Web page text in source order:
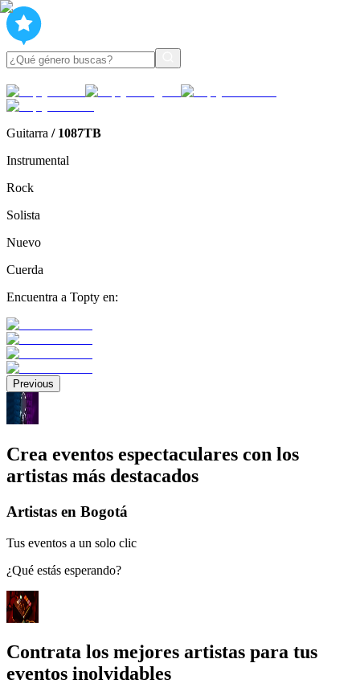
Guitarra / 1087TB
Instrumental
Rock
Solista
Nuevo
Cuerda
Encuentra a Topty en:
Previous
Crea eventos espectaculares con los
artistas más destacados
Artistas en Bogotá
Tus eventos a un solo clic
¿Qué estás esperando?
Contrata los mejores artistas para tus
eventos inolvidables